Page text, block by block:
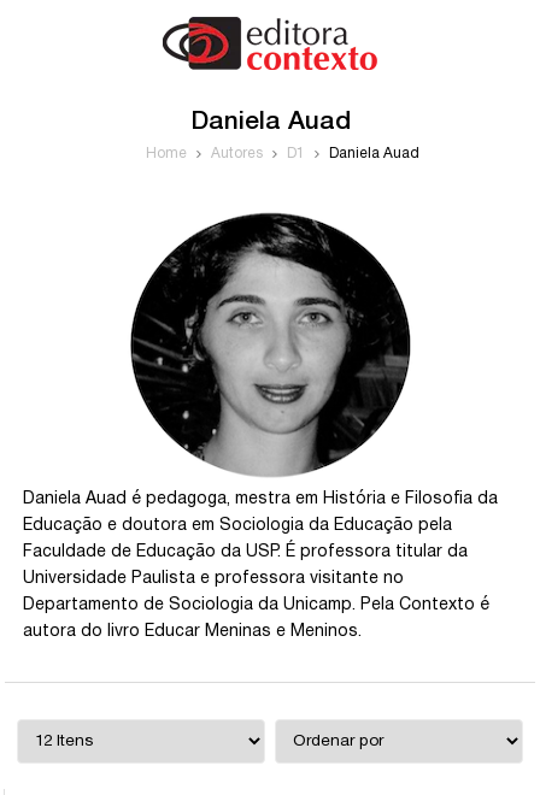
Daniela Auad
Home Autores D1 Daniela Auad
Daniela Auad é pedagoga, mestra em História e Filosofia da
Educação e doutora em Sociologia da Educação pela
Faculdade de Educação da USP. É professora titular da
Universidade Paulista e professora visitante no
Departamento de Sociologia da Unicamp. Pela Contexto é
autora do livro Educar Meninas e Meninos.